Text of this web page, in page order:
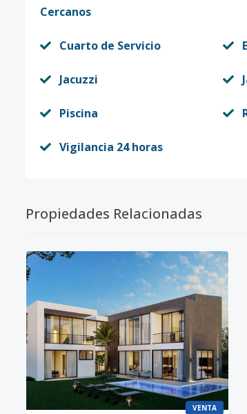
Cercanos
Cuarto de Servicio
Jacuzzi
Piscina
Vigilancia 24 horas
Propiedades Relacionadas
VENTA